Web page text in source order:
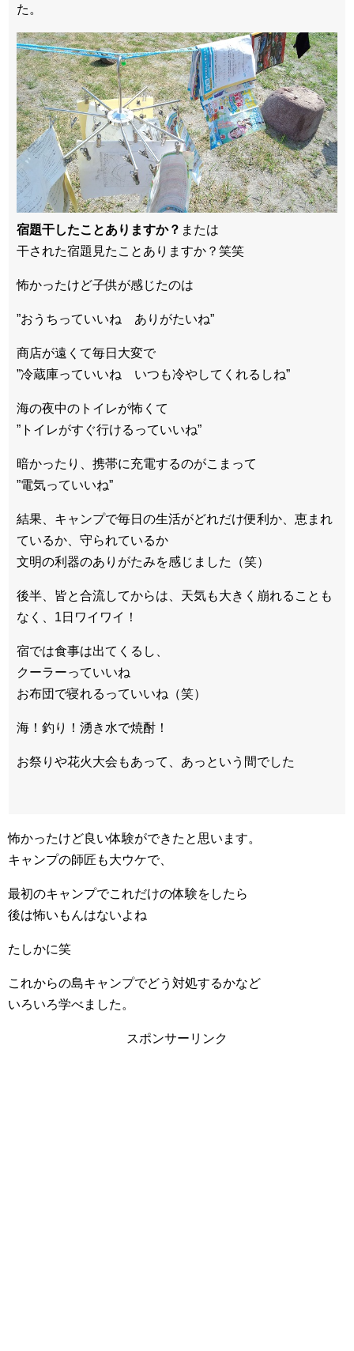
た。
宿題干したことありますか？ または
干された宿題見たことありますか？笑笑
怖かったけど子供が感じたのは
”おうちっていいね ありがたいね”
商店が遠くて毎日大変で
”冷蔵庫っていいね いつも冷やしてくれるしね”
海の夜中のトイレが怖くて
”トイレがすぐ行けるっていいね”
暗かったり、携帯に充電するのがこまって
”電気っていいね”
結果、キャンプで毎日の生活がどれだけ便利か、恵まれ
ているか、守られているか
文明の利器のありがたみを感じました（笑）
後半、皆と合流してからは、天気も大きく崩れることも
なく、1日ワイワイ！
宿では食事は出てくるし、
クーラーっていいね
お布団で寝れるっていいね（笑）
海！釣り！湧き水で焼酎！
お祭りや花火大会もあって、あっという間でした
怖かったけど良い体験ができたと思います。
キャンプの師匠も大ウケで、
最初のキャンプでこれだけの体験をしたら
後は怖いもんはないよね
たしかに笑
これからの島キャンプでどう対処するかなど
いろいろ学べました。
スポンサーリンク